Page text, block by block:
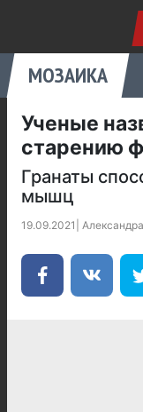
МОЗАИКА
Ученые
старению
Гранаты
мышц
19.09.2021